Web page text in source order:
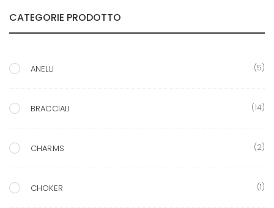
CATEGORIE PRODOTTO
ANELLI (5)
BRACCIALI (14)
CHARMS (2)
CHOKER (1)